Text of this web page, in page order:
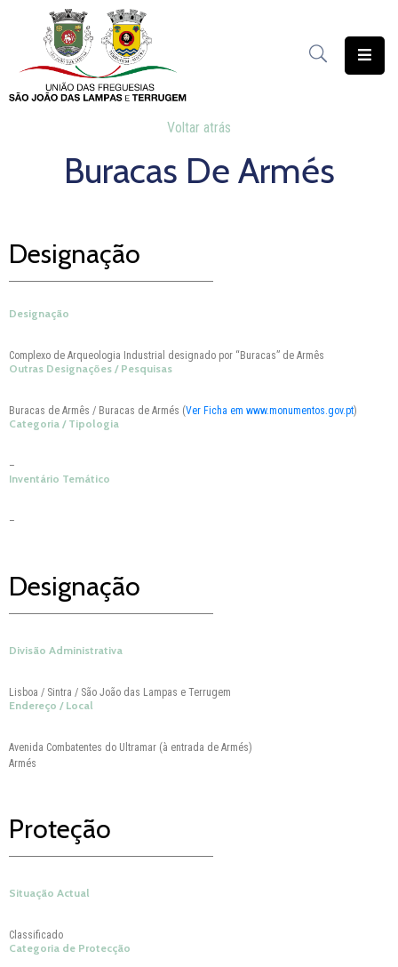
União
das
Contratação
Solidária
Património
Documentação
Serviços
Notícias
Voltar atrás
Buracas De Armés
Designação
Designação
Complexo de Arqueologia Industrial designado por “Buracas” de Armês
Outras Designações / Pesquisas
Buracas de Armês / Buracas de Armés (Ver Ficha em www.monumentos.gov.pt)
Categoria / Tipologia
–
Inventário Temático
–
Designação
Divisão Administrativa
Lisboa / Sintra / São João das Lampas e Terrugem
Endereço / Local
Avenida Combatentes do Ultramar (à entrada de Armés)
Armés
Proteção
Situação Actual
Classificado
Categoria de Protecção